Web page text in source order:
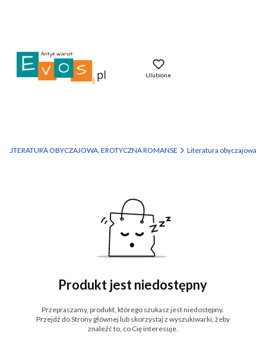
Ulubione
LITERATURA OBYCZAJOWA, EROTYCZNA ROMANSE Literatura obyczajowa
Produkt jest niedostępny
Przepraszamy, produkt, którego szukasz jest niedostępny.
Przejdź do Strony głównej lub skorzystaj z wyszukiwarki, żeby
znaleźć to, co Cię interesuje.